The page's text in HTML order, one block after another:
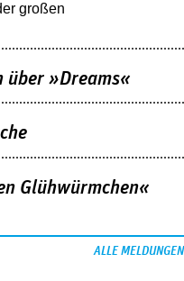
großen
über »Dreams«
Glühwürmchen«
ALLE MELDUNGEN